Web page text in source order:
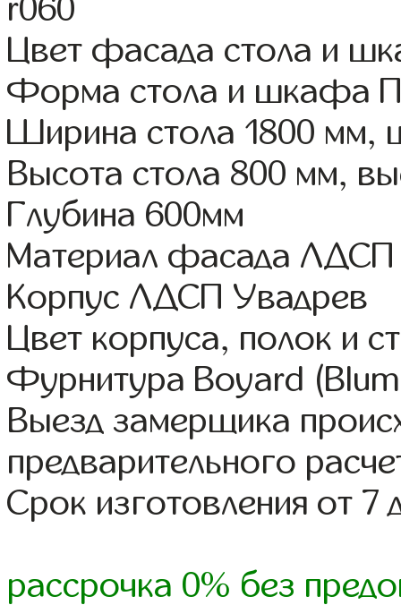
r060
Цвет фасада стола и
Форма стола и шкафа
Ширина стола 1800
Высота стола 800 мм,
Глубина 600мм
Материал фасада ЛДСП
Корпус ЛДСП Увадрев
Цвет корпуса, полок и
Фурнитура Boyard
Выезд замерщика
предварительного
Срок изготовления от 7
рассрочка 0% без